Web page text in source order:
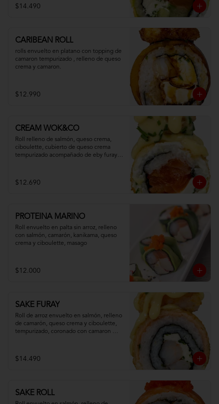
$14.490
CARIBEAN ROLL
rolls envuelto en platano con topping de
camaron tempurizado , relleno de queso
crema y camaron.
$12.990
CREAM WOK&CO
Roll relleno de salmón, queso crema,
ciboulette, cubierto de queso crema
tempurizado acompañado de eby furay y
$12.690
PROTEINA MARINO
Roll envuelto en palta sin arroz, relleno
con salmón, camarón, kanikama, queso
crema y ciboulette, masago
$12.000
SAKE FURAY
Roll de arroz envuelto en salmón, relleno
de camarón, queso crema y ciboulette,
tempurizado, coronado con camaron
$14.490
SAKE ROLL